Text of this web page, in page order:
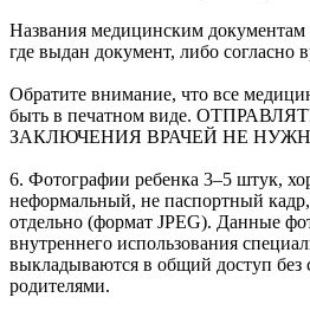
Названия медицинским документам
где выдан документ, либо согласно
Обратите внимание, что все
быть в печатном виде.
ЗАКЛЮЧЕНИЯ ВРАЧЕЙ НЕ
6. Фотографии ребенка 3–5 штук,
неформальный, не паспортный
отдельно (формат JPEG). Данные
внутреннего использования
выкладываются в общий доступ без
родителями.